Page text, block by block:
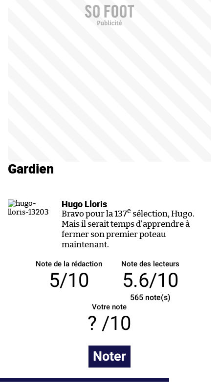
Gardien
Hugo Lloris
Bravo pour la 137e sélection, Hugo.
Mais il serait temps d’apprendre à
fermer son premier poteau
maintenant.
Note de la rédaction
5/10
Note des lecteurs
5.6/10
565note(s)
Votre note
/10
Noter